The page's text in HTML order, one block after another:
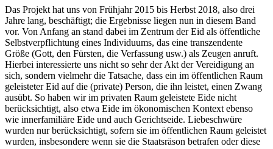
Das Projekt hat uns von Frühjahr 2015 bis Herbst 2018, also drei
Jahre lang, beschäftigt; die Ergebnisse liegen nun in diesem Band
vor. Von Anfang an stand dabei im Zentrum der Eid als öffentliche
Selbstverpflichtung eines Individuums, das eine transzendente
Größe (Gott, den Fürsten, die Verfassung usw.) als Zeugen anruft.
Hierbei interessierte uns nicht so sehr der Akt der Vereidigung an
sich, sondern vielmehr die Tatsache, dass ein im öffentlichen Raum
geleisteter Eid auf die (private) Person, die ihn leistet, einen Zwang
ausübt. So haben wir im privaten Raum geleistete Eide nicht
berücksichtigt, also etwa Eide im ökonomischen Kontext ebenso
wie innerfamiliäre Eide und auch Gerichtseide. Liebeschwüre
wurden nur berücksichtigt, sofern sie im öffentlichen Raum geleistet
wurden, insbesondere wenn sie die Staatsräson betrafen oder diese